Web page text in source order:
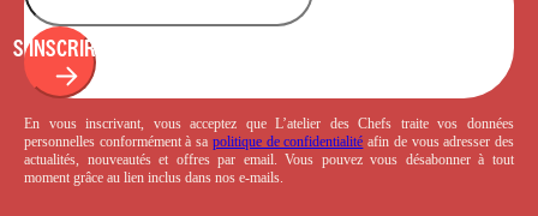
S'INSCRIRE
En vous inscrivant, vous acceptez que L’atelier des Chefs traite vos données
personnelles conformément à sa politique de confidentialité afin de vous adresser des
actualités, nouveautés et offres par email. Vous pouvez vous désabonner à tout
moment grâce au lien inclus dans nos e-mails.